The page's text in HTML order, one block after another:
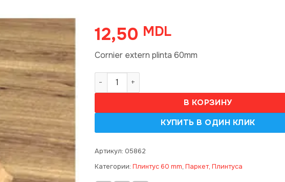
12,50 MDL
Cornier extern plinta 60mm
Количество товара 60mm, Cornier extern (50)
В КОРЗИНУ
Артикул: 05862
Категории: Плинтус 60 mm, Паркет, Плинтуса